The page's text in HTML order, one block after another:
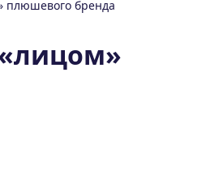
плюшевого бренда